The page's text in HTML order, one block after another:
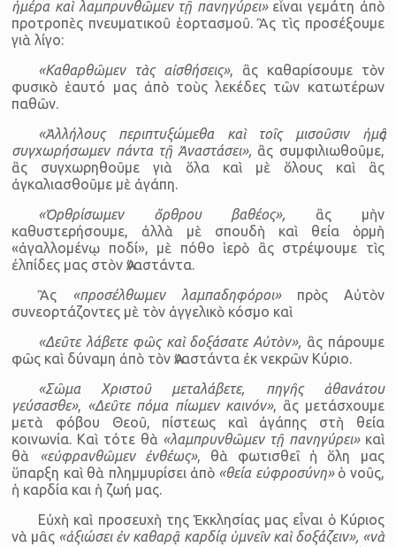
ἡμέρα καὶ λαμπρυνθῶμεν τῇ πανηγύρει»εἶναι γεμάτη ἀπὸ
προτροπὲς πνευματικοῦ ἑορτασμοῦ. Ἂς τὶς προσέξουμε
γιὰ λίγο:
«Καθαρθῶμεν τὰς αἰσθήσεις», ἂς καθαρίσουμε τὸν
φυσικὸ ἑαυτό μας ἀπὸ τοὺς λεκέδες τῶν κατωτέρων
παθῶν.
«Ἀλλήλους περιπτυξώμεθα καὶ τοῖς μισοῦσιν ἡμᾶς
συγχωρήσωμεν πάντα τῇ Ἀναστάσει», ἂς συμφιλιωθοῦμε,
ἂς συγχωρηθοῦμε γιὰ ὅλα καὶ μὲ ὅλους καὶ ἂς
ἀγκαλιασθοῦμε μὲ ἀγάπη.
«Ὀρθρίσωμεν ὄρθρου βαθέος», ἂς μὴν
καθυστερήσουμε, ἀλλὰ μὲ σπουδὴ καὶ θεία ὁρμὴ
«ἀγαλλομένῳ ποδί», μὲ πόθο ἱερὸ ἂς στρέψουμε τὶς
ἐλπίδες μας στὸν Ἀναστάντα.
Ἂς «προσέλθωμεν λαμπαδηφόροι»πρὸς Αὐτὸν
συνεορτάζοντες μὲ τὸν ἀγγελικὸ κόσμο καὶ
«Δεῦτε λάβετε φῶς καὶ δοξάσατε Αὐτὸν», ἂς πάρουμε
φῶς καὶ δύναμη ἀπὸ τὸν Ἀναστάντα ἐκ νεκρῶν Κύριο.
«Σῶμα Χριστοῦ μεταλάβετε, πηγῆς ἀθανάτου
γεύσασθε», «Δεῦτε πόμα πίωμεν καινόν», ἂς μετάσχουμε
μετὰ φόβου Θεοῦ, πίστεως καὶ ἀγάπης στὴ θεία
κοινωνία. Καὶ τότε θὰ «λαμπρυνθῶμεν τῇ πανηγύρει»καὶ
θὰ «εὐφρανθῶμεν ἐνθέως», θὰ φωτισθεῖ ἡ ὅλη μας
ὕπαρξη καὶ θὰ πλημμυρίσει ἀπὸ «θεία εὐφροσύνη»ὁ νοῦς,
ἡ καρδία και ἡ ζωή μας.
Εὐχὴ καὶ προσευχὴ της Ἐκκλησίας μας εἶναι ὁ Κύριος
νὰ μᾶς «ἀξιώσει ἐν καθαρᾷ καρδίᾳ ὑμνεῖν καὶ δοξάζειν», «νὰ